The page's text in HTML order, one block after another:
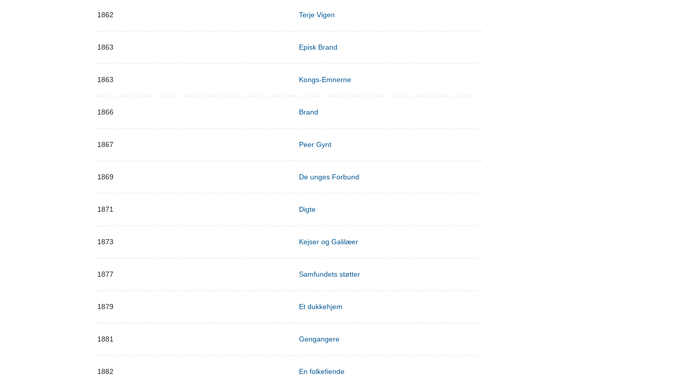
1862 Terje Vigen
1863 Episk Brand
1863 Kongs-Emnerne
1866 Brand
1867 Peer Gynt
1869 De unges Forbund
1871 Digte
1873 Kejser og Galilæer
1877 Samfundets støtter
1879 Et dukkehjem
1881 Gengangere
1882 En folkefiende